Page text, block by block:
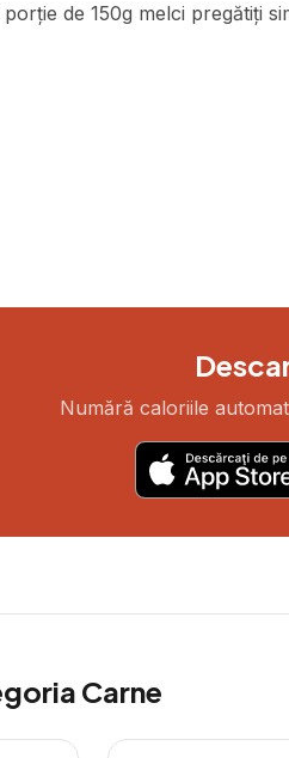
de 150g melci pregătiți
Numără caloriile
Carne